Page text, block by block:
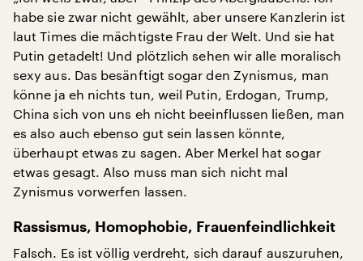
habe sie zwar nicht gewählt, aber unsere Kanzlerin ist
laut Times die mächtigste Frau der Welt. Und sie hat
Putin getadelt! Und plötzlich sehen wir alle moralisch
sexy aus. Das besänftigt sogar den Zynismus, man
könne ja eh nichts tun, weil Putin, Erdogan, Trump,
China sich von uns eh nicht beeinflussen ließen, man
es also auch ebenso gut sein lassen könnte,
überhaupt etwas zu sagen. Aber Merkel hat sogar
etwas gesagt. Also muss man sich nicht mal
Zynismus vorwerfen lassen.
Rassismus, Homophobie, Frauenfeindlichkeit
Falsch. Es ist völlig verdreht, sich darauf auszuruhen,